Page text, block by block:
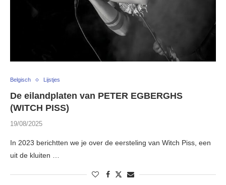
Belgisch Lijstjes
De eilandplaten van PETER EGBERGHS
(WITCH PISS)
19/08/2025
In 2023 berichtten we je over de eersteling van Witch Piss, een
uit de kluiten …